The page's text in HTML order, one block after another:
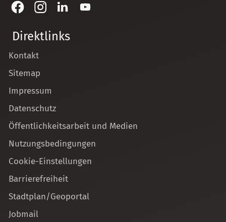
Direktlinks
Kontakt
Sitemap
Impressum
Datenschutz
Öffentlichkeitsarbeit und Medien
Nutzungsbedingungen
Cookie-Einstellungen
Barrierefreiheit
Stadtplan/Geoportal
Jobmail